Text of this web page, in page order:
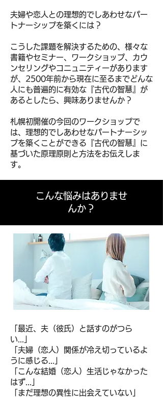
夫婦や恋人との理想的でしあわせなパー
トナーシップを築くには？
こうした課題を解決するための、様々な
書籍やセミナー、ワークショップ、カウ
ンセリングやコニュニティーがあります
が、2500年前から現在に至るまでどんな
人にも普遍的に有効な『古代の智慧』が
あるとしたら、興味ありませんか？
札幌初開催の今回のワークショップで
は、理想的でしあわせなパートナーシッ
プを築くことができる『古代の智慧』に
基づいた原理原則と方法をお伝えしま
す。
​こんな悩みはありませ
んか ？
「最近、夫（彼氏）と話すのがつら
い...」
「夫婦（恋人）関係が冷え切っているよ
うに感じる...」
「こんな結婚（恋人）生活じゃなかった
はず...」
「まだ理想の異性に出会えていない」